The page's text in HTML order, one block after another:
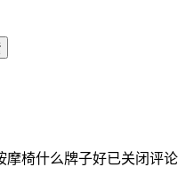
摩椅什么牌子好已关闭评论